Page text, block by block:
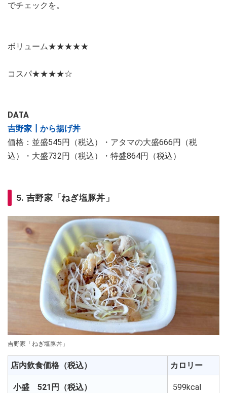
でチェックを。
ボリューム★★★★★
コスパ★★★★☆​​​​​​​
DATA
吉野家┃から揚げ丼
価格：並盛545円（税込）・アタマの大盛666円（税
込）・大盛732円（税込）・特盛864円（税込）
5. 吉野家「ねぎ塩豚丼」
吉野家「ねぎ塩豚丼」
店内飲食価格（税込） カロリー
小盛 521円（税込）
599kcal